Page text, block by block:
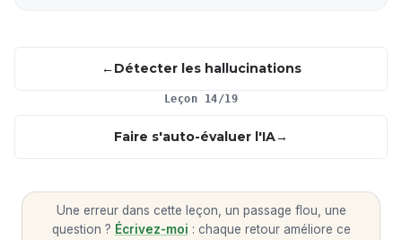
Détecter les hallucinations
Leçon 14/19
Faire s'auto-évaluer l'IA
Une erreur dans cette leçon, un passage flou, une
question ? Écrivez-moi : chaque retour améliore ce